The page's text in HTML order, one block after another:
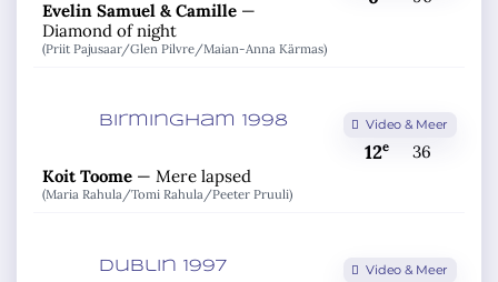
Evelin Samuel & Camille—
Diamond of night
(Priit Pajusaar/Glen Pilvre/Maian-Anna Kärmas)
Birmingham 1998
Koit Toome— Mere lapsed
(Maria Rahula/Tomi Rahula/Peeter Pruuli)
Video & Meer
12e 36
Dublin 1997 Video & Meer